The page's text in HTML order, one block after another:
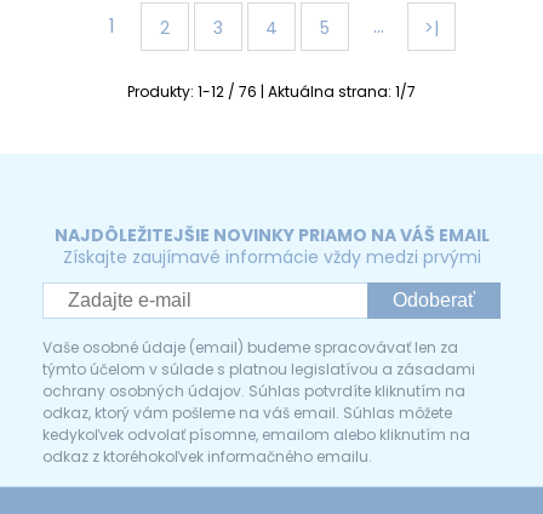
1 2 3 4 5 … >|
Produkty: 1-12 / 76 | Aktuálna strana: 1/7
NAJDÔLEŽITEJŠIE NOVINKY PRIAMO NA VÁŠ EMAIL
Získajte zaujímavé informácie vždy medzi prvými
Odoberať
Vaše osobné údaje (email) budeme spracovávať len za
týmto účelom v súlade s platnou legislatívou a zásadami
ochrany osobných údajov. Súhlas potvrdíte kliknutím na
odkaz, ktorý vám pošleme na váš email. Súhlas môžete
kedykoľvek odvolať písomne, emailom alebo kliknutím na
odkaz z ktoréhokoľvek informačného emailu.